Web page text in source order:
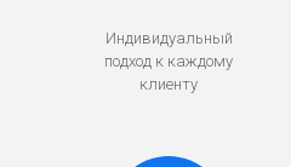
Индивидуальный
подход к каждому
клиенту